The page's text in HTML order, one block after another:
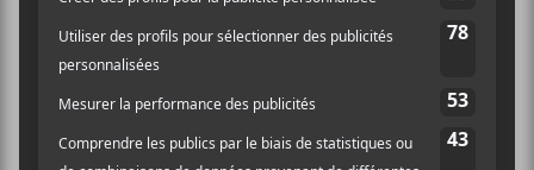
Nous avons évité consciemment les
grosses scènes pour vous offrir un
survol des artistes qui seront sur les
scènes extérieures gratuites.